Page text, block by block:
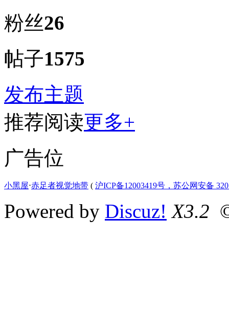
粉丝26
帖子1575
发布主题
推荐阅读更多+
广告位
小黑屋⋅赤足者视觉地带 ( 沪ICP备12003419号，苏公网安备
Powered by Discuz! X3.2